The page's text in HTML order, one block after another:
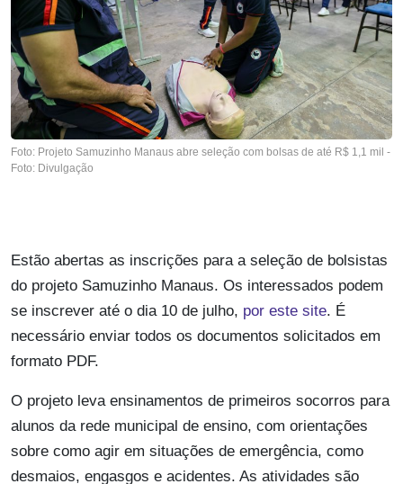
Foto: Projeto Samuzinho Manaus abre seleção com bolsas de até R$ 1,1 mil -
Foto: Divulgação
Estão abertas as inscrições para a seleção de bolsistas
do projeto Samuzinho Manaus. Os interessados podem
se inscrever até o dia 10 de julho, por este site. É
necessário enviar todos os documentos solicitados em
formato PDF.
O projeto leva ensinamentos de primeiros socorros para
alunos da rede municipal de ensino, com orientações
sobre como agir em situações de emergência, como
desmaios, engasgos e acidentes. As atividades são